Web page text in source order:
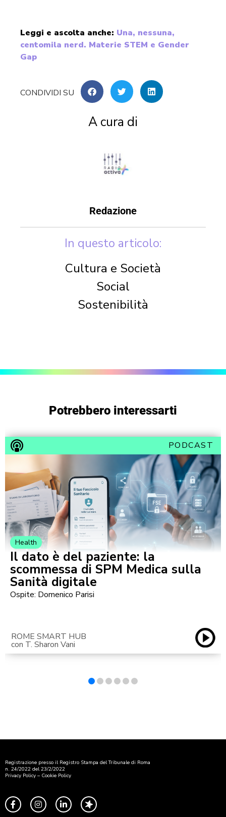
Leggi e ascolta anche: Una, nessuna,
centomila nerd. Materie STEM e Gender
Gap
A cura di
Redazione
In questo articolo:
Cultura e Società
Social
Sostenibilità
Potrebbero interessarti
PODCAST
Health
Il dato è del paziente: la
scommessa di SPM Medica sulla
Sanità digitale
Ospite: Domenico Parisi
ROME SMART HUB
con T. Sharon Vani
Registrazione presso il Registro Stampa del Tribunale di Roma
n. 24/2022 del 23/2/2022
Privacy Policy – Cookie Policy